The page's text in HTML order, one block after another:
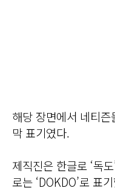
해당 장면에서 네티즌
막 표기였다.
제직진은 한글로 ‘독
로는 ‘DOKDO’로 표